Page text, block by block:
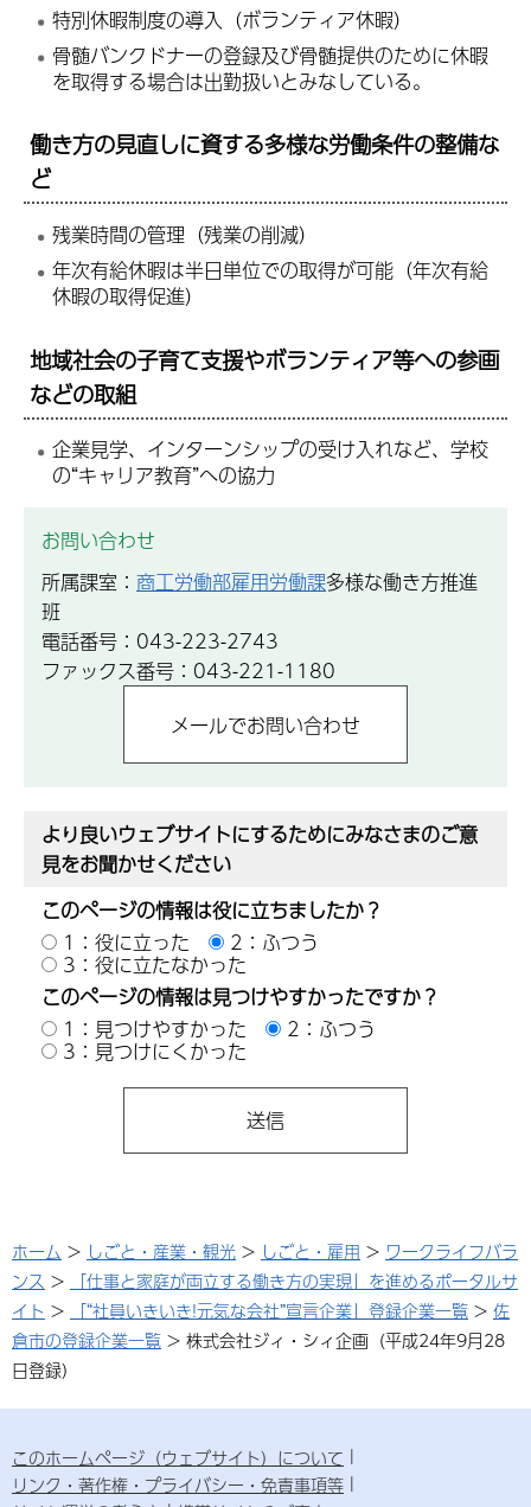
特別休暇制度の導入（ボランティア休暇）
骨髄バンクドナーの登録及び骨髄提供のために休暇
を取得する場合は出勤扱いとみなしている。
働き方の見直しに資する多様な労働条件の整備な
ど
残業時間の管理（残業の削減）
年次有給休暇は半日単位での取得が可能（年次有給
休暇の取得促進）
地域社会の子育て支援やボランティア等への参画
などの取組
企業見学、インターンシップの受け入れなど、学校
の“キャリア教育”への協力
お問い合わせ
所属課室： 商工労働部雇用労働課多様な働き方推進
班
電話番号：043-223-2743
ファックス番号：043-221-1180
より良いウェブサイトにするためにみなさまのご意
見をお聞かせください
このページの情報は役に立ちましたか？
1：役に立った
2：ふつう
3：役に立たなかった
このページの情報は見つけやすかったですか？
1：見つけやすかった
2：ふつう
3：見つけにくかった
ホーム > しごと・産業・観光 > しごと・雇用 > ワークライフバラ
ンス >
「仕事と家庭が両立する働き方の実現」を進めるポータルサ
イト > 「“社員いきいき!元気な会社”宣言企業」登録企業一覧 > 佐
倉市の登録企業一覧 > 株式会社ジィ・シィ企画（平成24年9月28
日登録）
このホームページ（ウェブサイト）について
リンク・著作権・プライバシー・免責事項等